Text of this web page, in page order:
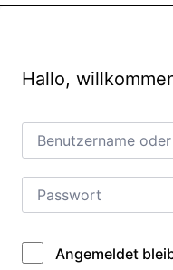
Hallo,
Alternative:
Angemeldet